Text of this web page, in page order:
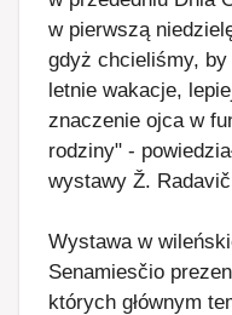
w pierwszą
gdyż chcieliśmy,
letnie wakacje,
znaczenie ojca w
rodziny" -
wystawy Ž.
Wystawa w
Senamiesčio
których głównym